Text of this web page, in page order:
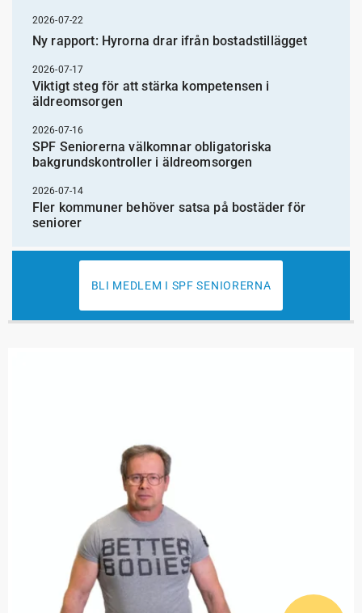
2026-07-22
Ny rapport: Hyrorna drar ifrån bostadstillägget
2026-07-17
Viktigt steg för att stärka kompetensen i
äldreomsorgen
2026-07-16
SPF Seniorerna välkomnar obligatoriska
bakgrundskontroller i äldreomsorgen
2026-07-14
Fler kommuner behöver satsa på bostäder för
seniorer
BLI MEDLEM I SPF SENIORERNA